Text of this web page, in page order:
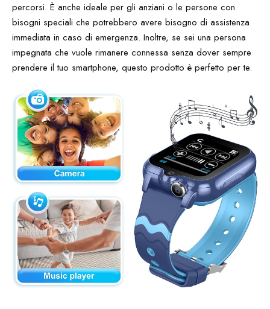
percorsi. È anche ideale per gli anziani o le persone con
bisogni speciali che potrebbero avere bisogno di assistenza
immediata in caso di emergenza. Inoltre, se sei una persona
impegnata che vuole rimanere connessa senza dover sempre
prendere il tuo smartphone, questo prodotto è perfetto per te.